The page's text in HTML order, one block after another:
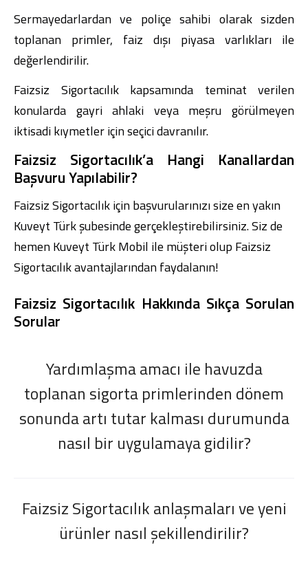
Sermayedarlardan ve poliçe sahibi olarak sizden
toplanan primler, faiz dışı piyasa varlıkları ile
değerlendirilir.
Faizsiz Sigortacılık kapsamında teminat verilen
konularda gayri ahlaki veya meşru görülmeyen
iktisadi kıymetler için seçici davranılır.
Faizsiz Sigortacılık’a Hangi Kanallardan
Başvuru Yapılabilir?
Faizsiz Sigortacılık için başvurularınızı size en yakın
Kuveyt Türk şubesindegerçekleştirebilirsiniz. Siz de
hemenKuveyt Türk Mobil ile müşteri olup Faizsiz
Sigortacılık avantajlarından faydalanın!
Faizsiz Sigortacılık Hakkında Sıkça Sorulan
Sorular
Yardımlaşma amacı ile havuzda
toplanan sigorta primlerinden dönem
sonunda artı tutar kalması durumunda
nasıl bir uygulamaya gidilir?
Faizsiz Sigortacılık anlaşmaları ve yeni
ürünler nasıl şekillendirilir?